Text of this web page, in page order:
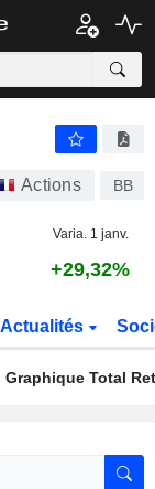
Actions BB
Varia. 1 janv.
+29,32%
Actualités
Graphique Total